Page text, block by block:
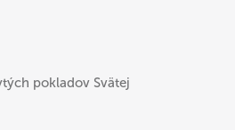
pokladov Svätej